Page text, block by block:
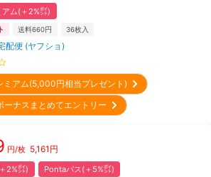
アム(＋2%㌽)
送料660円 36枚入
配便 (ヤフショ)
ミアム(5,000円相当プレゼント)
ーナスまとめてエントリー
円/枚 5,161 円
2%㌽) Pontaパス(＋5%㌽)